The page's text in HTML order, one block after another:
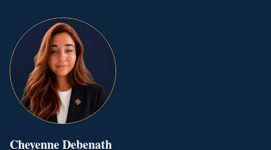
CheyenneDebenath